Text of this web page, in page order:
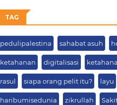
TAG
pedulipalestina sahabat asuh
ketahanan digitalisasi
rasul siapa orang pelit itu? layu
haribumisedunia zikrullah